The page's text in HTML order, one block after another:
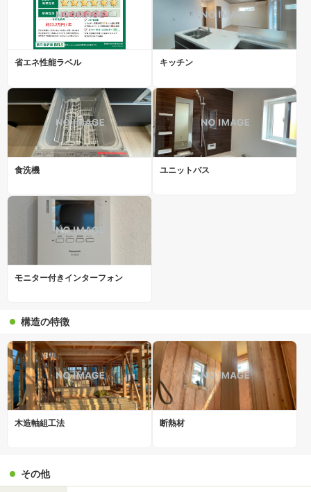
省エネ性能ラベル キッチン
食洗機 ユニットバス
モニター付きインターフォン
構造の特徴
木造軸組工法 断熱材
その他